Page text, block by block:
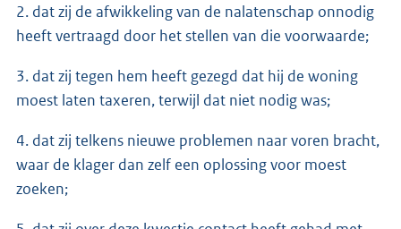
2. dat zij de afwikkeling van de nalatenschap onnodig
heeft vertraagd door het stellen van die voorwaarde;
3. dat zij tegen hem heeft gezegd dat hij de woning
moest laten taxeren, terwijl dat niet nodig was;
4. dat zij telkens nieuwe problemen naar voren bracht,
waar de klager dan zelf een oplossing voor moest
zoeken;